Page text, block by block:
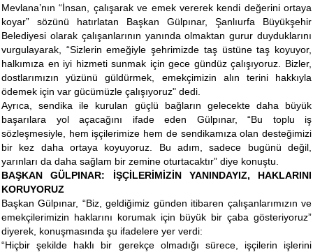
Mevlana’nın “İnsan, çalışarak ve emek vererek kendi değerini ortaya
koyar” sözünü hatırlatan Başkan Gülpınar, Şanlıurfa Büyükşehir
Belediyesi olarak çalışanlarının yanında olmaktan gurur duyduklarını
vurgulayarak, “Sizlerin emeğiyle şehrimizde taş üstüne taş koyuyor,
halkımıza en iyi hizmeti sunmak için gece gündüz çalışıyoruz. Bizler,
dostlarımızın yüzünü güldürmek, emekçimizin alın terini hakkıyla
ödemek için var gücümüzle çalışıyoruz" dedi.
Ayrıca, sendika ile kurulan güçlü bağların gelecekte daha büyük
başarılara yol açacağını ifade eden Gülpınar, “Bu toplu iş
sözleşmesiyle, hem işçilerimize hem de sendikamıza olan desteğimizi
bir kez daha ortaya koyuyoruz. Bu adım, sadece bugünü değil,
yarınları da daha sağlam bir zemine oturtacaktır” diye konuştu.
BAŞKAN GÜLPINAR: İŞÇİLERİMİZİN YANINDAYIZ, HAKLARINI
KORUYORUZ
Başkan Gülpınar, “Biz, geldiğimiz günden itibaren çalışanlarımızın ve
emekçilerimizin haklarını korumak için büyük bir çaba gösteriyoruz”
diyerek, konuşmasında şu ifadelere yer verdi:
“Hiçbir şekilde haklı bir gerekçe olmadığı sürece, işçilerin işlerini